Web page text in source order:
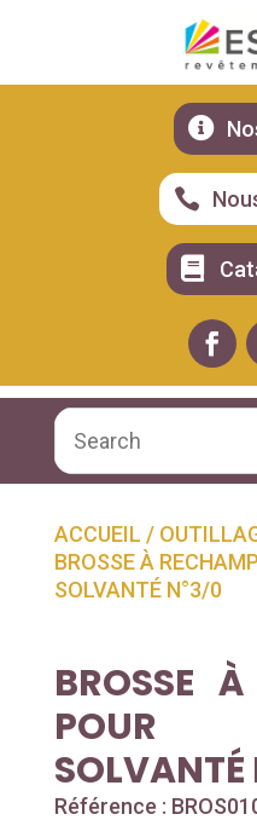



ACCUEIL /
BROSSE À
SOLVANTÉ N°3/0
BROSSE
POUR
Référence :